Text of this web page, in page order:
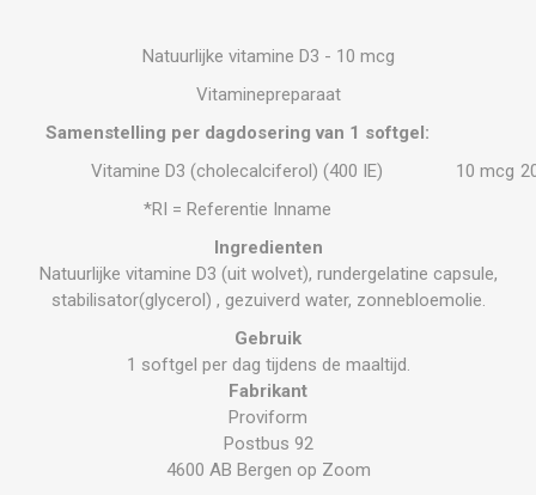
Natuurlijke vitamine D3 - 10 mcg
Vitaminepreparaat
Samenstelling per dagdosering van 1 softgel:
Vitamine D3 (cholecalciferol) (400 IE)
10 mcg
*RI = Referentie Inname
Ingredienten
Natuurlijke vitamine D3 (uit wolvet), rundergelatine capsule,
stabilisator(glycerol) , gezuiverd water, zonnebloemolie.
Gebruik
1 softgel per dag tijdens de maaltijd.
Fabrikant
Proviform
Postbus 92
4600 AB Bergen op Zoom